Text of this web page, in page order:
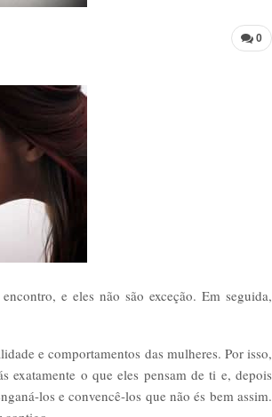
0
e eles não são exceção. Em seguida,
e comportamentos das mulheres. Por isso,
exatamente o que eles pensam de ti e, depois
los e convencê-los que não és bem assim.